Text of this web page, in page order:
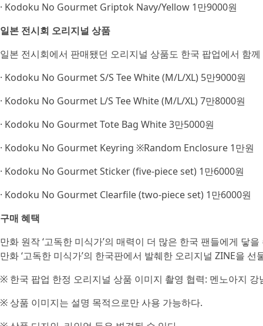
· Kodoku No Gourmet Griptok Navy/Yellow 1만9000원
일본 전시회 오리지널 상품
일본 전시회에서 판매됐던 오리지널 상품도 한국 팝업에서 함
· Kodoku No Gourmet S/S Tee White (M/L/XL) 5만9000원
· Kodoku No Gourmet L/S Tee White (M/L/XL) 7만8000원
· Kodoku No Gourmet Tote Bag White 3만5000원
· Kodoku No Gourmet Keyring ※Random Enclosure 1만원
· Kodoku No Gourmet Sticker (five-piece set) 1만6000원
· Kodoku No Gourmet Clearfile (two-piece set) 1만6000원
구매 혜택
만화 원작 ‘고독한 미식가’의 매력이 더 많은 한국 팬들에게 닿
만화 ‘고독한 미식가’의 한국판에서 발췌한 오리지널 ZINE을
※ 한국 팝업 한정 오리지널 상품 이미지 촬영 협력: 멘노아지
※ 상품 이미지는 설명 목적으로만 사용 가능하다.